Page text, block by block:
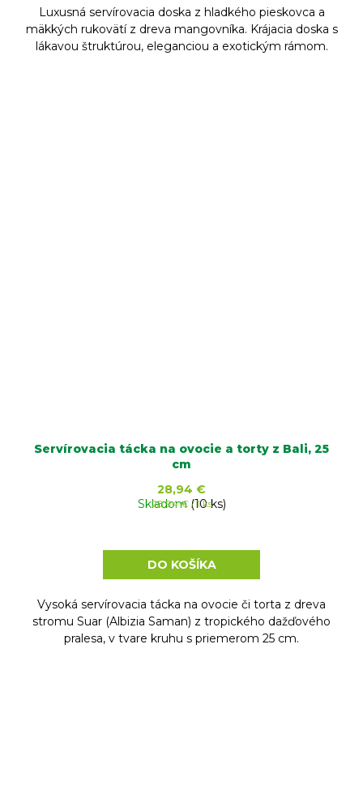
Luxusná servírovacia doska z hladkého pieskovca a
mäkkých rukovätí z dreva mangovníka. Krájacia doska s
lákavou štruktúrou, eleganciou a exotickým rámom.
Servírovacia tácka na ovocie a torty z Bali, 25
cm
Skladom(10 ks)
28,94 €
Jednotková
28,94 € / 1 ks
DO KOŠÍKA
Vysoká servírovacia tácka na ovocie či torta z dreva
stromu Suar (Albizia Saman) z tropického dažďového
pralesa, v tvare kruhu s priemerom 25 cm.